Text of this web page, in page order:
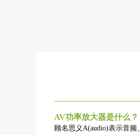
AV功率放大器是什么？
顾名思义A(audio)表示音